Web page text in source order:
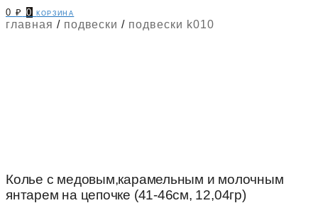
0₽ 0 корзина
главная / подвески / подвески k010
Колье с медовым,карамельным и молочным
янтарем на цепочке (41-46см, 12,04гр)